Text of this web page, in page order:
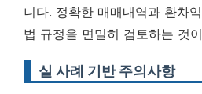
니다. 정확한 매매내역과 환차
법 규정을 면밀히 검토하는 것
실 사례 기반 주의사항